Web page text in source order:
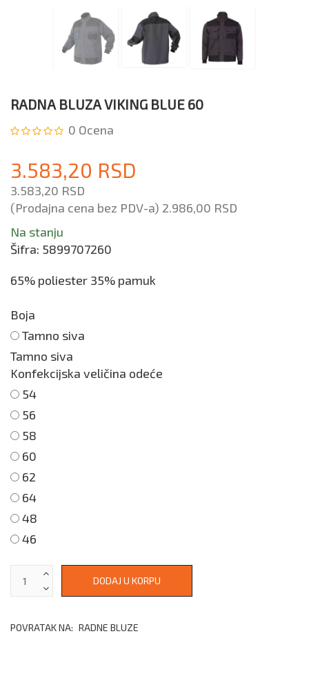
RADNA BLUZA VIKING BLUE 60
0 Ocena
3.583,20 RSD
3.583,20 RSD
(Prodajna cena bez PDV-a) 2.986,00 RSD
Na stanju
Šifra: 5899707260
65% poliester 35% pamuk
Boja
Tamno siva
Tamno siva
Konfekcijska veličina odeće
54
56
58
60
62
64
48
46
POVRATAK NA: RADNE BLUZE